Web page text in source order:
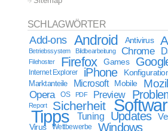
SCHLAGWÖRTER
Add-ons Android Antivirus
Betriebssystem
Bildbearbeitung Chrome
Filehoster Firefox Games
Internet Explorer iPhone
Marktanteile Microsoft Mobile
Opera OS PDF Preview
Report Sicherheit
Tipps Tuning Updates
Virus Wettbewerbe Windows